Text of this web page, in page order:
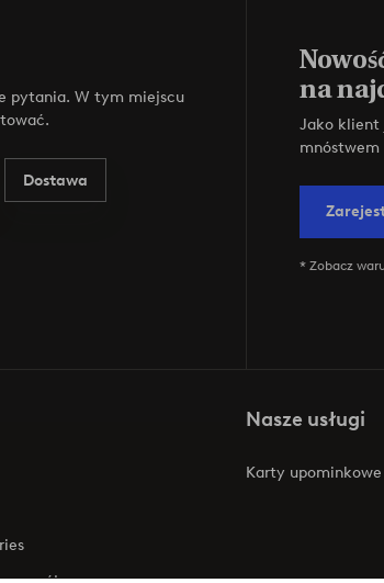
pytania. W tym miejscu
Dostawa
na
Jako klient
mnóstwem
* Zobacz
Nasze usługi
Karty upominkowe